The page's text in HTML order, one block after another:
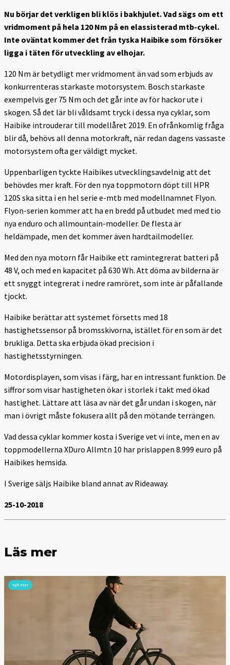
Nu börjar det verkligen bli klös i bakhjulet. Vad sägs om ett
vridmoment på hela 120 Nm på en elassisterad mtb-cykel.
Inte oväntat kommer det från tyska Haibike som försöker
ligga i täten för utveckling av elhojar.
120 Nm är betydligt mer vridmoment än vad som erbjuds av
konkurrenteras starkaste motorsystem. Bosch starkaste
exempelvis ger 75 Nm och det går inte av för hackor ute i
skogen. Så det lär bli våldsamt tryck i dessa nya cyklar, som
Haibike introuderar till modellåret 2019. En ofrånkomlig fråga
blir då, behövs all denna motorkraft, när redan dagens vassaste
motorsystem ofta ger väldigt mycket.
Uppenbarligen tyckte Haibikes utvecklingsavdelnig att det
behövdes mer kraft. För den nya toppmotorn döpt till HPR
120S ska sitta i en hel serie e-mtb med modellnamnet Flyon.
Flyon-serien kommer att ha en bredd på utbudet med med tio
nya enduro och allmountain-modeller. De flesta är
heldämpade, men det kommer även hardtailmodeller.
Med den nya motorn får Haibike ett ramintegrerat batteri på
48 V, och med en kapacitet på 630 Wh. Att döma av bilderna är
ett snyggt integrerat i nedre ramröret, som inte är påfallande
tjockt.
Haibike berättar att systemet försetts med 18
hastighetssensor på bromsskivorna, istället för en som är det
brukliga. Detta ska erbjuda ökad precision i
hastighetsstyrningen.
Motordisplayen, som visas i färg, har en intressant funktion. De
siffror som visar hastigheten ökar i storlek i takt med ökad
hastighet. Lättare att läsa av när det går undan i skogen, när
man i övrigt måste fokusera allt på den mötande terrängen.
Vad dessa cyklar kommer kosta i Sverige vet vi inte, men en av
toppmodellerna XDuro Allmtn 10 har prislappen 8.999 euro på
Haibikes hemsida.
I Sverige säljs Haibike bland annat av Rideaway.
25-10-2018
Läs mer
nyheter